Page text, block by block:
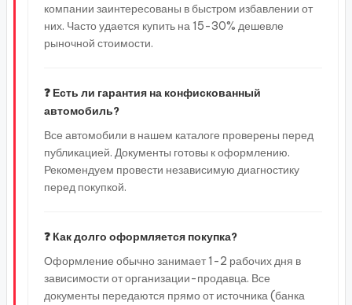
компании заинтересованы в быстром избавлении от
них. Часто удается купить на 15-30% дешевле
рыночной стоимости.
❓ Есть ли гарантия на конфискованный
автомобиль?
Все автомобили в нашем каталоге проверены перед
публикацией. Документы готовы к оформлению.
Рекомендуем провести независимую диагностику
перед покупкой.
❓ Как долго оформляется покупка?
Оформление обычно занимает 1-2 рабочих дня в
зависимости от организации-продавца. Все
документы передаются прямо от источника (банка